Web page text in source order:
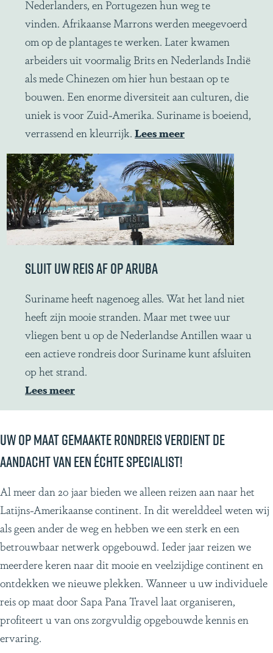
r
l
i
e
f
h
e
b
e
r
s
e
l
t
k
r
o
e
s
v
a
n
c
u
t
u
r
e
n
Nederlanders, en Portugezen hun weg te
vinden. Afrikaanse Marrons werden meegevoerd
om op de plantages te werken. Later kwamen
arbeiders uit voormalig Brits en Nederlands Indië
als mede Chinezen om hier hun bestaan op te
bouwen. Een enorme diversiteit aan culturen, die
uniek is voor Zuid-Amerika. Suriname is boeiend,
verrassend en kleurrijk.Lees meer
SLUIT UW REIS AF OP ARUBA
S
l
u
i
t
u
w
e
i
a
f
o
p
A
r
u
b
a
Suriname heeft nagenoeg alles. Wat het land niet
heeft zijn mooie stranden. Maar met twee uur
vliegen bent u op de Nederlandse Antillen waar u
een actieve rondreis door Suriname kunt afsluiten
op het strand.
Lees meer
Uw op maat gemaakte rondreis verdient de
aandacht van een échte specialist!
Al meer dan 20 jaar bieden we alleen reizen aan naar het
Latijns-Amerikaanse continent. In dit werelddeel weten wij
als geen ander de weg en hebben we een sterk en een
betrouwbaar netwerk opgebouwd. Ieder jaar reizen we
meerdere keren naar dit mooie en veelzijdige continent en
ontdekken we nieuwe plekken. Wanneer u uw individuele
reis op maat door Sapa Pana Travel laat organiseren,
profiteert u van ons zorgvuldig opgebouwde kennis en
ervaring.